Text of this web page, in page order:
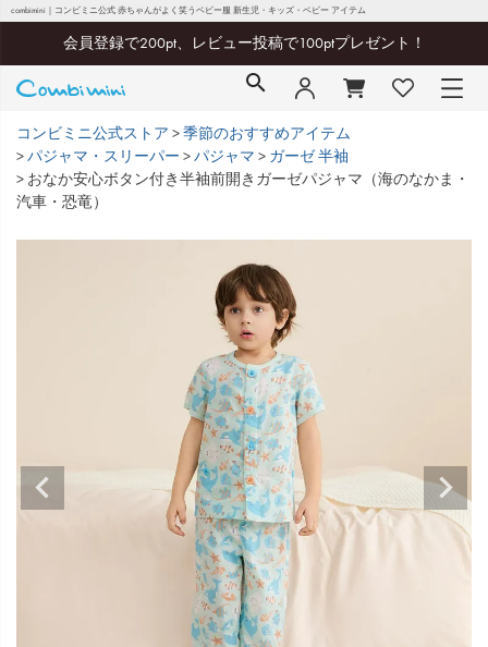
combimini｜コンビミニ公式 赤ちゃんがよく笑うベビー服 新生児・キッズ・ベビー アイテム
会員登録で200pt、レビュー投稿で100ptプレゼント！
コンビミニ公式ストア
季節のおすすめアイテム
パジャマ・スリーパー
パジャマ
ガーゼ 半袖
おなか安心ボタン付き半袖前開きガーゼパジャマ（海のなかま・
汽車・恐竜）